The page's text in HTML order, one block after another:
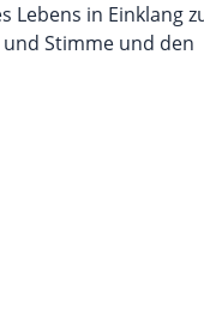
Lebens in Einklang
Stimme und den